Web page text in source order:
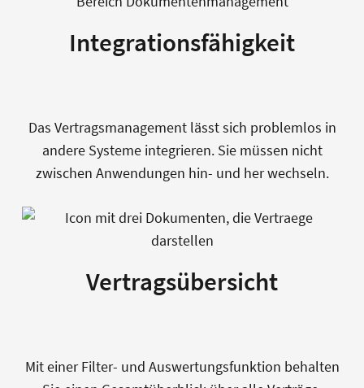
Integrationsfähigkeit
Das Vertragsmanagement lässt sich problemlos in
andere Systeme integrieren. Sie müssen nicht
zwischen Anwendungen hin- und her wechseln.
Vertragsübersicht
Mit einer Filter- und Auswertungsfunktion behalten